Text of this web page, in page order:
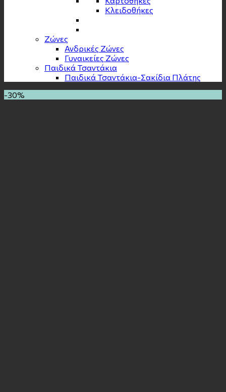
Κλειδοθήκες
Zώνες
Ανδρικές Ζώνες
Γυναικείες Ζώνες
Παιδικά Τσαντάκια
Παιδικά Τσαντάκια-Σακίδια Πλάτης
-30%